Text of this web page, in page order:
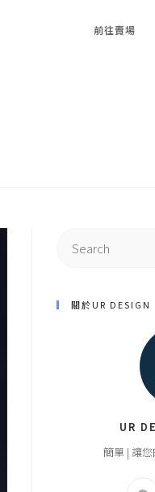
前往賣場
關於UR DESIGN
UR
簡單 | 讓